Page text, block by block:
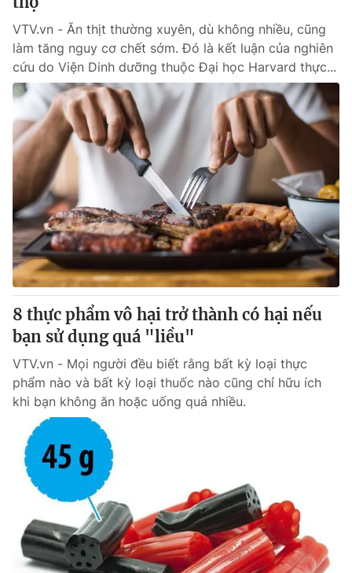
VTV.vn - Ăn thịt thường xuyên, dù không nhiều, cũng
làm tăng nguy cơ chết sớm. Đó là kết luận của nghiên
cứu do Viện Dinh dưỡng thuộc Đại học Harvard thực...
8 thực phẩm vô hại trở thành có hại nếu
bạn sử dụng quá "liều"
VTV.vn - Mọi người đều biết rằng bất kỳ loại thực
phẩm nào và bất kỳ loại thuốc nào cũng chỉ hữu ích
khi bạn không ăn hoặc uống quá nhiều.